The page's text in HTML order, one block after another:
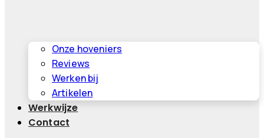
Onze hoveniers
Reviews
Werken bij
Artikelen
Werkwijze
Contact